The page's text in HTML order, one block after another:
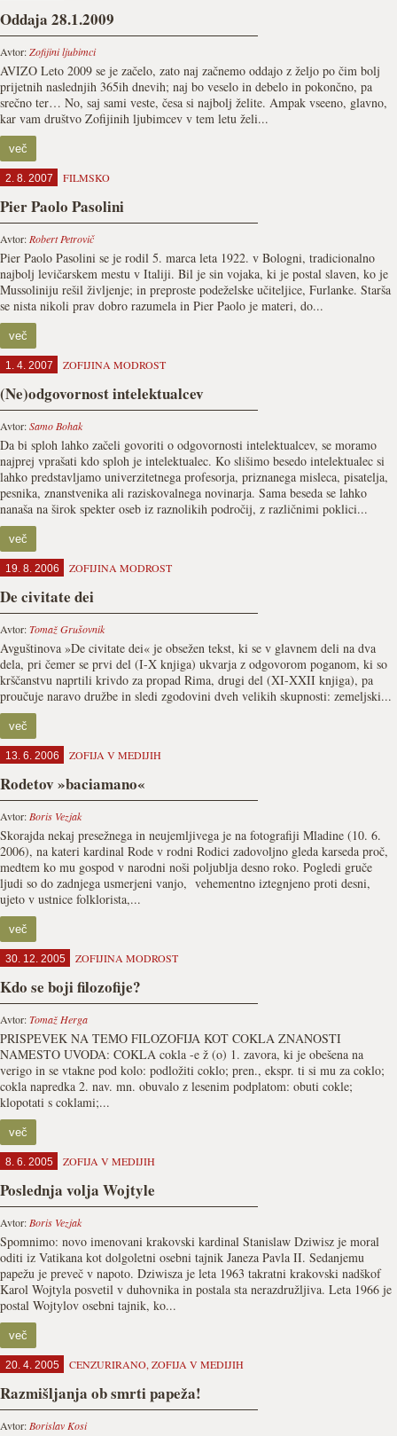
Oddaja 28.1.2009
Avtor:Zofijini ljubimci
AVIZO Leto 2009 se je začelo, zato naj začnemo oddajo z željo po čim bolj
prijetnih naslednjih 365ih dnevih; naj bo veselo in debelo in pokončno, pa
srečno ter… No, saj sami veste, česa si najbolj želite. Ampak vseeno, glavno,
kar vam društvo Zofijinih ljubimcev v tem letu želi...
več
2. 8. 2007 FILMSKO
Pier Paolo Pasolini
Avtor: Robert Petrovič
Pier Paolo Pasolini se je rodil 5. marca leta 1922. v Bologni, tradicionalno
najbolj levičarskem mestu v Italiji. Bil je sin vojaka, ki je postal slaven, ko je
Mussoliniju rešil življenje; in preproste podeželske učiteljice, Furlanke. Starša
se nista nikoli prav dobro razumela in Pier Paolo je materi, do...
več
1. 4. 2007 ZOFIJINA MODROST
(Ne)odgovornost intelektualcev
Avtor:Samo Bohak
Da bi sploh lahko začeli govoriti o odgovornosti intelektualcev, se moramo
najprej vprašati kdo sploh je intelektualec. Ko slišimo besedo intelektualec si
lahko predstavljamo univerzitetnega profesorja, priznanega misleca, pisatelja,
pesnika, znanstvenika ali raziskovalnega novinarja. Sama beseda se lahko
nanaša na širok spekter oseb iz raznolikih področij, z različnimi poklici...
več
19. 8. 2006 ZOFIJINA MODROST
De civitate dei
Avtor:Tomaž Grušovnik
Avguštinova »De civitate dei« je obsežen tekst, ki se v glavnem deli na dva
dela, pri čemer se prvi del (I-X knjiga) ukvarja z odgovorom poganom, ki so
krščanstvu naprtili krivdo za propad Rima, drugi del (XI-XXII knjiga), pa
proučuje naravo družbe in sledi zgodovini dveh velikih skupnosti: zemeljski...
več
13. 6. 2006 ZOFIJA V MEDIJIH
Rodetov »baciamano«
Avtor: Boris Vezjak
Skorajda nekaj presežnega in neujemljivega je na fotografiji Mladine (10. 6.
2006), na kateri kardinal Rode v rodni Rodici zadovoljno gleda karseda proč,
medtem ko mu gospod v narodni noši poljublja desno roko. Pogledi gruče
ljudi so do zadnjega usmerjeni vanjo, vehementno iztegnjeno proti desni,
ujeto v ustnice folklorista,...
več
30. 12. 2005 ZOFIJINA MODROST
Kdo se boji filozofije?
Avtor:Tomaž Herga
PRISPEVEK NA TEMO FILOZOFIJA KOT COKLA ZNANOSTI
NAMESTO UVODA: COKLA cokla -e ž (o) 1. zavora, ki je obešena na
verigo in se vtakne pod kolo: podložiti coklo; pren., ekspr. ti si mu za coklo;
cokla napredka 2. nav. mn. obuvalo z lesenim podplatom: obuti cokle;
klopotati s coklami;...
več
8. 6. 2005 ZOFIJA V MEDIJIH
Poslednja volja Wojtyle
Avtor: Boris Vezjak
Spomnimo: novo imenovani krakovski kardinal Stanislaw Dziwisz je moral
oditi iz Vatikana kot dolgoletni osebni tajnik Janeza Pavla II. Sedanjemu
papežu je preveč v napoto. Dziwisza je leta 1963 takratni krakovski nadškof
Karol Wojtyla posvetil v duhovnika in postala sta nerazdružljiva. Leta 1966 je
postal Wojtylov osebni tajnik, ko...
več
20. 4. 2005 CENZURIRANO, ZOFIJA V MEDIJIH
Razmišljanja ob smrti papeža!
Avtor: Borislav Kosi